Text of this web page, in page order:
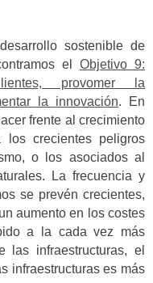
sostenible de
el Objetivo 9:
provomer la
la innovación. En
frente al crecimiento
crecientes peligros
o los asociados al
La frecuencia y
se prevén crecientes,
aumento en los costes
a la cada vez más
las infraestructuras, el
infraestructuras es más